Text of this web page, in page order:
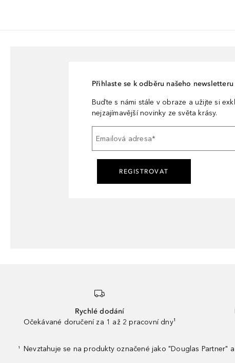
Přihlaste se k odběru našeho
Buďte s námi stále v obraze a užijte si
nejzajímavější novinky ze světa krásy.
Emailová adresa*
REGISTROVAT
Rychlé dodání
Očekávané doručení za 1 až 2 pracovní dny¹
¹ Nevztahuje se na produkty označené jako "Douglas Partner"